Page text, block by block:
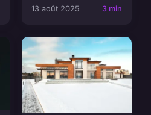
13 août 2025 3 min